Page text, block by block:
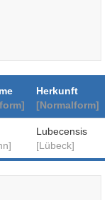
Herkunft
[Normalform]
Lubecensis
[Lübeck]